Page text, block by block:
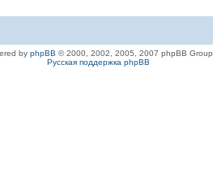
by phpBB © 2000, 2002, 2005, 2007 phpBB Group
Русская поддержка phpBB